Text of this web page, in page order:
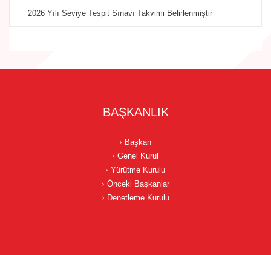
2026 Yılı Seviye Tespit Sınavı Takvimi Belirlenmiştir
BAŞKANLIK
Başkan
Genel Kurul
Yürütme Kurulu
Önceki Başkanlar
Denetleme Kurulu